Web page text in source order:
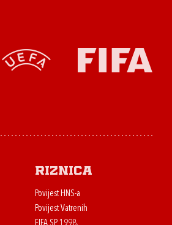
Riznica
Povijest HNS-a
Povijest Vatrenih